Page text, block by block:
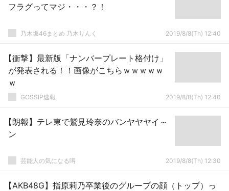
フラグってマジ・・・？！
乃木坂46まとめ 乃木りんく 2019/8/8(Th) 12:40
【衝撃】最新版「ナンバープレート格付け」
が発表される！！画像がこちらｗｗｗｗｗ
ｗ
GOSSIP速報 2019/8/8(Th) 12:40
【朗報】テレ東で鷲見玲奈のバンヤヤヤイ～
ン
芸能人の気になる噂 2019/8/8(Th) 12:30
【AKB48G】指原莉乃卒業後のグループの顔（トップ）っ